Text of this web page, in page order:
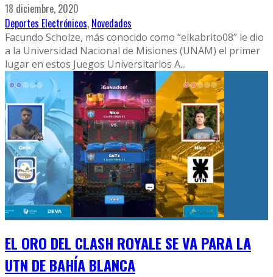
18 diciembre, 2020
Deportes Electrónicos, Novedades
Facundo Scholze, más conocido como “elkabrito08” le dio
a la Universidad Nacional de Misiones (UNAM) el primer
lugar en estos Juegos Universitarios A...
EL ORO DEL CLASH ROYALE SE VA PARA LA
UTN DE BAHÍA BLANCA